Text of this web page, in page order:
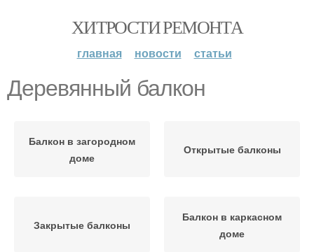
ХИТРОСТИ РЕМОНТА
главная новости статьи
Деревянный балкон
Балкон в загородном
доме
Открытые балконы
Закрытые балконы
Балкон в каркасном
доме